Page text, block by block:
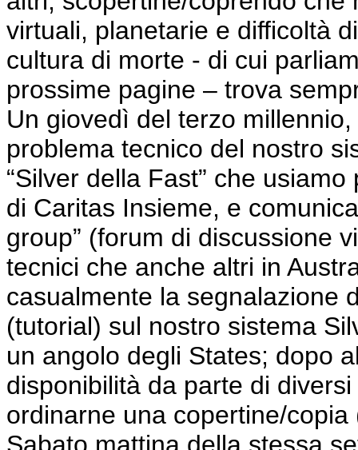
virtuali, planetarie e difficoltà
cultura di morte - di cui
prossime pagine – trova
Un giovedì del terzo
problema tecnico del nostro
“Silver della Fast” che
di Caritas Insieme, e
group” (forum di discussione
tecnici che anche altri in
casualmente la segnalazione
(tutorial) sul nostro sistema
un angolo degli States; dopo
disponibilità da parte di
ordinarne una copertine/